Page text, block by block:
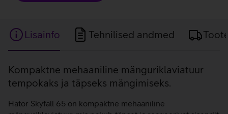
Lisainfo Tehnilised andmed
Lisainfo
Kompaktne mehaaniline mänguriklaviatuur
tempokaks ja täpseks mängimiseks.
Hator Skyfall 65 on kompaktne mehaaniline